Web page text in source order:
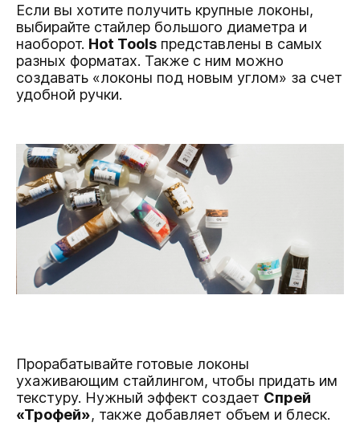
Если вы хотите получить крупные локоны,
выбирайте стайлер большого диаметра и
наоборот. Hot Tools представлены в самых
разных форматах. Также с ним можно
создавать «локоны под новым углом» за счет
удобной ручки.
Прорабатывайте готовые локоны
ухаживающим стайлингом, чтобы придать им
текстуру. Нужный эффект создает Спрей
«Трофей», также добавляет объем и блеск.